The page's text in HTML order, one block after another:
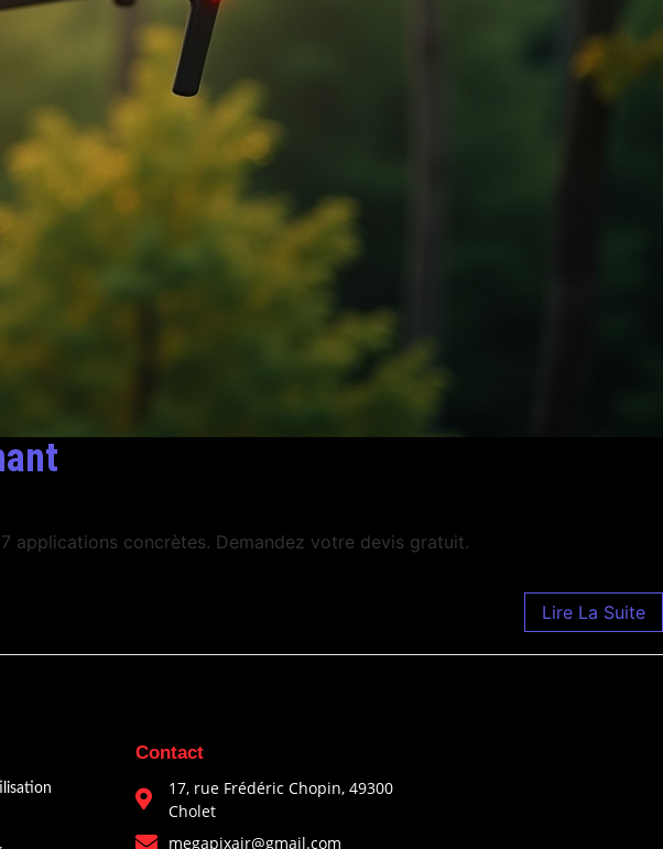
applications concrètes. Demandez votre devis gratuit.
Lire La Suite
Contact
17, rue Frédéric Chopin, 49300
Cholet
megapixair@gmail.com